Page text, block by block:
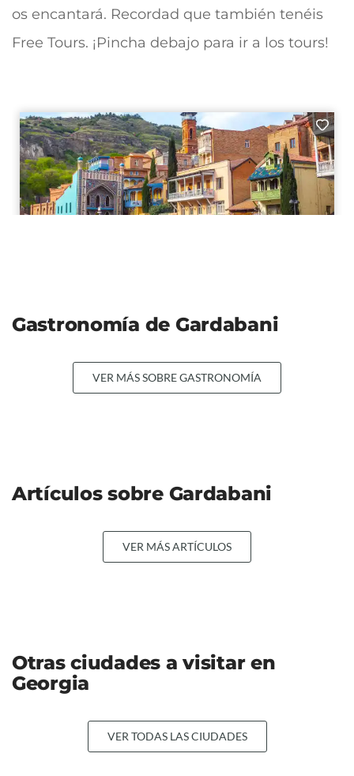
os encantará. Recordad que también tenéis
Free Tours. ¡Pincha debajo para ir a los tours!
Gastronomía de Gardabani
VER MÁS SOBRE GASTRONOMÍA
Artículos sobre Gardabani
VER MÁS ARTÍCULOS
Otras ciudades a visitar en
Georgia
VER TODAS LAS CIUDADES